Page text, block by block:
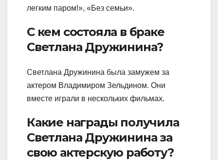
легким паром!», «Без семьи».
С кем состояла в браке
Светлана Дружинина?
Светлана Дружинина была замужем за
актером Владимиром Зельдином. Они
вместе играли в нескольких фильмах.
Какие награды получила
Светлана Дружинина за
свою актерскую работу?